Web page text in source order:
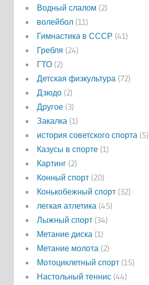
Водный слалом (2)
волейбол(11)
Гимнастика в СССР (41)
Гребля (24)
ГТО(2)
Детская физкультура(72)
Дзюдо(2)
Другое(3)
Закалка(1)
история советского спорта(5)
Казусы в спорте(1)
Картинг(2)
Конный спорт(20)
Конькобежный спорт(32)
легкая атлетика(45)
Лыжный спорт(34)
Метание диска(1)
Метание молота(2)
Мотоциклетный спорт(15)
Настольный теннис(44)